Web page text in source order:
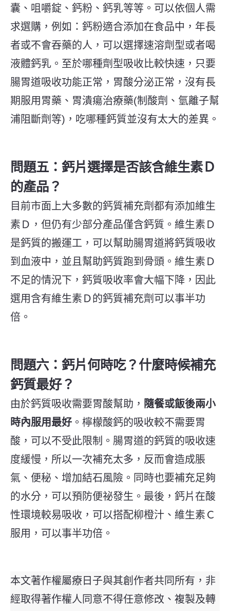
囊、咀嚼錠、鈣粉、鈣乳等等。可以依個人需
求選購，例如：鈣粉適合添加在食品中，年長
者或不會吞藥的人，可以選擇速溶劑型或者喝
液體鈣乳。至於哪種劑型吸收比較快速，只要
腸胃道吸收功能正常，胃酸分泌正常，沒有長
期服用胃藥、胃潰瘍治療藥(制酸劑、氫離子幫
浦阻斷劑等)，吃哪種鈣質並沒有太大的差異。
問題五：鈣片選擇是否該含維生素Ｄ
的產品？
目前市面上大多數的鈣質補充劑都有添加維生
素Ｄ，但仍有少部分產品僅含鈣質。維生素Ｄ
是鈣質的搬運工，可以幫助腸胃道將鈣質吸收
到血液中，並且幫助鈣質跑到骨頭。維生素Ｄ
不足的情況下，鈣質吸收率會大幅下降，因此
選用含有維生素Ｄ的鈣質補充劑可以事半功
倍。
問題六：鈣片何時吃？什麼時候補充
鈣質最好？
由於鈣質吸收需要胃酸幫助， 隨餐或飯後兩小
時內服用最好 。檸檬酸鈣的吸收較不需要胃
酸，可以不受此限制。腸胃道的鈣質的吸收速
度緩慢，所以一次補充太多，反而會造成脹
氣、便秘、增加結石風險。同時也要補充足夠
的水分，可以預防便祕發生。最後，鈣片在酸
性環境較易吸收，可以搭配柳橙汁、維生素Ｃ
服用，可以事半功倍。
本文著作權屬療日子與其創作者共同所有，非
經取得著作權人同意不得任意修改、複製及轉